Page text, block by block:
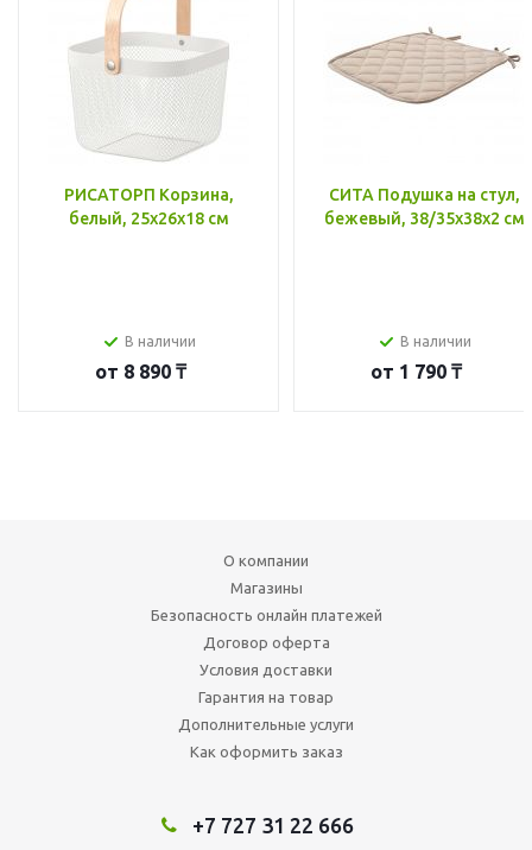
РИСАТОРП Корзина,
белый, 25x26x18 см
В наличии
от 8 890 ₸
СИТА Подушка на стул,
бежевый, 38/35x38x2 см
В наличии
от 1 790 ₸
О компании
Магазины
Безопасность онлайн платежей
Договор оферта
Условия доставки
Гарантия на товар
Дополнительные услуги
Как оформить заказ
+7 727 31 22 666